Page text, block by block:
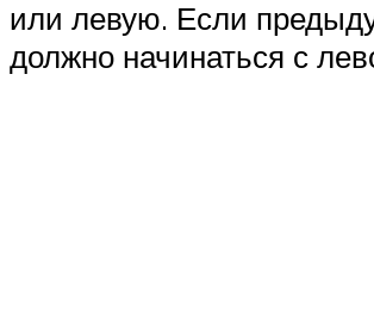
или левую. Если
должно начинаться с